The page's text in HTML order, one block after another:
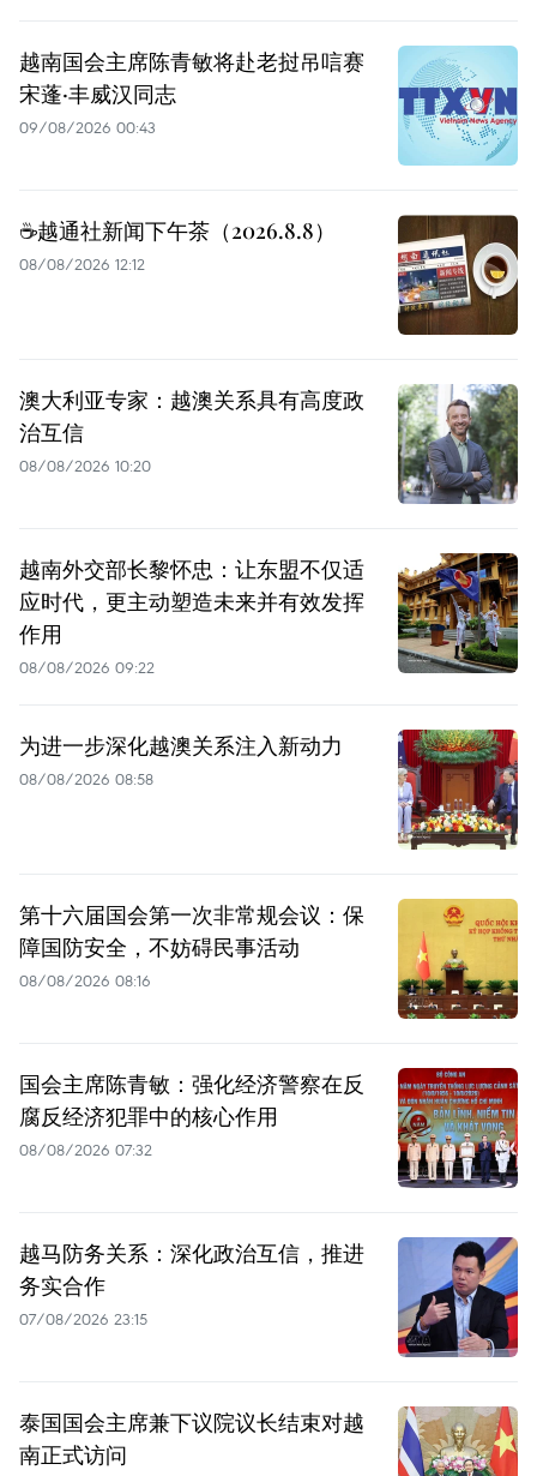
越南国会主席陈青敏将赴老挝吊唁赛
宋蓬·丰威汉同志
09/08/2026 00:43
☕️越通社新闻下午茶（2026.8.8）
08/08/2026 12:12
澳大利亚专家：越澳关系具有高度政
治互信
08/08/2026 10:20
越南外交部长黎怀忠：让东盟不仅适
应时代，更主动塑造未来并有效发挥
作用
08/08/2026 09:22
为进一步深化越澳关系注入新动力
08/08/2026 08:58
第十六届国会第一次非常规会议：保
障国防安全，不妨碍民事活动
08/08/2026 08:16
国会主席陈青敏：强化经济警察在反
腐反经济犯罪中的核心作用
08/08/2026 07:32
越马防务关系：深化政治互信，推进
务实合作
07/08/2026 23:15
泰国国会主席兼下议院议长结束对越
南正式访问